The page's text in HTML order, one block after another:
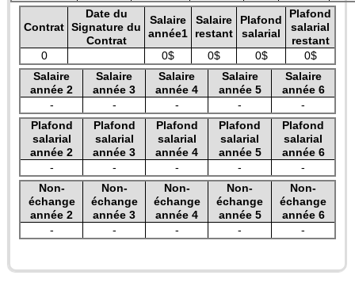
Contrat
Date du
Signature du
Contrat
Salaire
année1
Salaire
restant
Plafond
salarial
Plafond
salarial
restant
0
0$ 0$ 0$
0$
Salaire
année 2
Salaire
année 3
Salaire
année 4
Salaire
année 5
Salaire
année 6
-
- - -
-
Plafond
salarial
année 2
Plafond
salarial
année 3
Plafond
salarial
année 4
Plafond
salarial
année 5
Plafond
salarial
année 6
-
- - -
-
Non-
échange
année 2
Non-
échange
année 3
Non-
échange
année 4
Non-
échange
année 5
Non-
échange
année 6
-
- - - -